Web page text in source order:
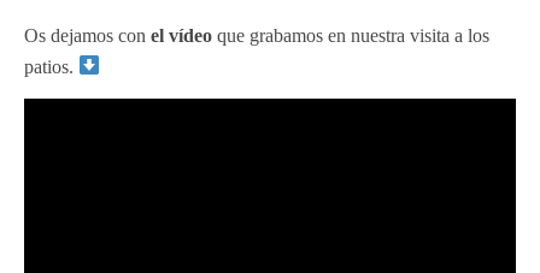
Os dejamos con el vídeo que grabamos en nuestra visita a los
patios.